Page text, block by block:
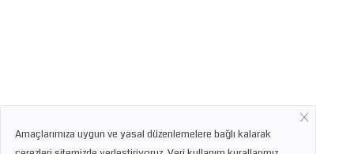
Amaçlarımıza uygun ve yasal düzenlemelere bağlı kalarak